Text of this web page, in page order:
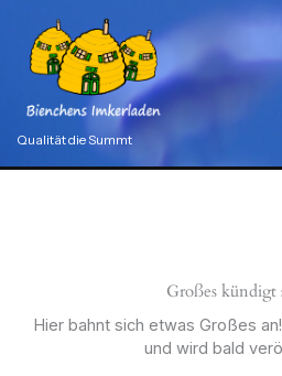
Inhalt
springen
Qualität die Summt
Großes kündigt
Hier bahnt sich etwas Großes
und wird bald
Menge